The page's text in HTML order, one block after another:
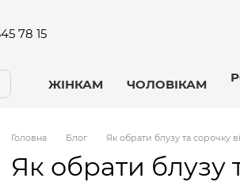
78 15
ЖІНКАМ ЧОЛОВІКАМ
Головна Блог Як обрати блузу та сорочку
Як обрати блузу